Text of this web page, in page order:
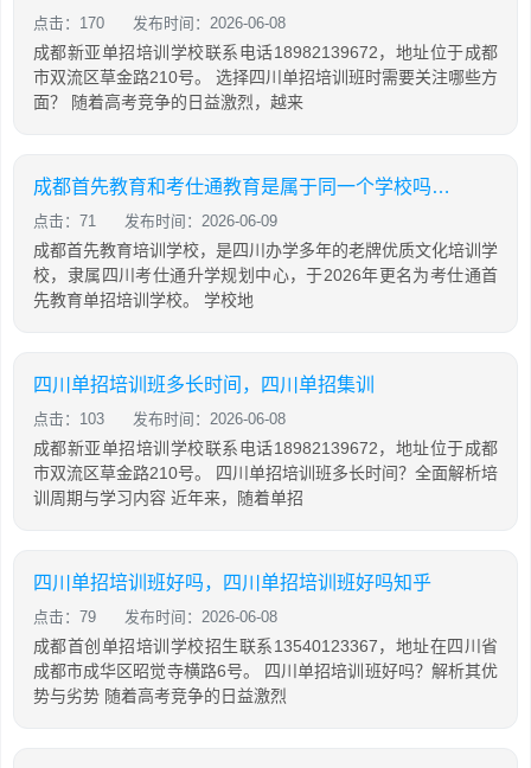
点击：170 发布时间：2026-06-08
成都新亚单招培训学校联系电话18982139672，地址位于成都
市双流区草金路210号。 选择四川单招培训班时需要关注哪些方
面？ 随着高考竞争的日益激烈，越来
成都首先教育和考仕通教育是属于同一个学校吗？两者有什么关系
点击：71 发布时间：2026-06-09
成都首先教育培训学校，是四川办学多年的老牌优质文化培训学
校，隶属四川考仕通升学规划中心，于2026年更名为考仕通首
先教育单招培训学校。 学校地
四川单招培训班多长时间，四川单招集训
点击：103 发布时间：2026-06-08
成都新亚单招培训学校联系电话18982139672，地址位于成都
市双流区草金路210号。 四川单招培训班多长时间？全面解析培
训周期与学习内容 近年来，随着单招
四川单招培训班好吗，四川单招培训班好吗知乎
点击：79 发布时间：2026-06-08
成都首创单招培训学校招生联系13540123367，地址在四川省
成都市成华区昭觉寺横路6号。 四川单招培训班好吗？解析其优
势与劣势 随着高考竞争的日益激烈